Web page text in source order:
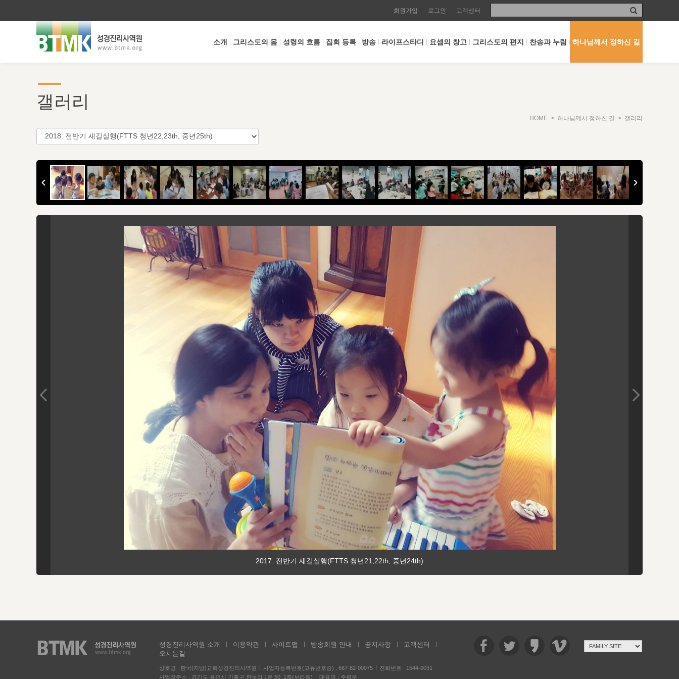
회원가입 로그인 고객센터
소개 그리스도의 몸 성령의 흐름 집회 등록 방송 라이프스타디 요셉의 창고 그리스도의 편지 찬송과 누림 하나님께서 정하신 길
갤러리
HOME > 하나님께서 정하신 길 > 갤러리
2017. 전반기 새길실행(FTTS 청년21,22th, 중년24th)
성경진리사역원 소개 이용약관 사이트맵 방송회원 안내 공지사항
고객센터
오시는길
상호명 : 한국(지방)교회성경진리사역원 사업자등록번호(고유번호증) : 667-82-00075
전화번호 : 1544-0031
사업장주소 : 경기도 용인시 기흥구 한보라 1로 50, 1층(보라동)
대표명 : 주평문